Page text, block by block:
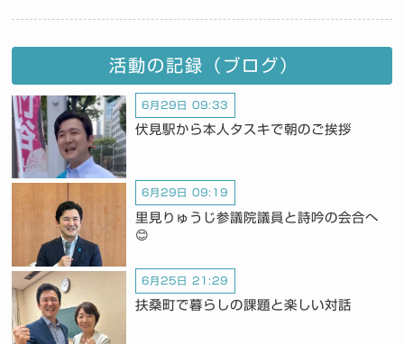
活動の記録（ブログ）
6月29日 09:33
伏見駅から本人タスキで朝のご挨拶
6月29日 09:19
里見りゅうじ参議院議員と詩吟の会合へ
😊
6月25日 21:29
扶桑町で暮らしの課題と楽しい対話